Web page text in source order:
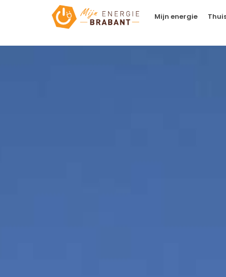
Mijn energie